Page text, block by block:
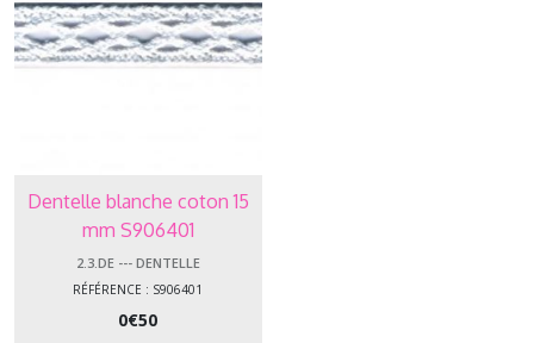
Dentelle blanche coton 15
mm S906401
2.3.DE --- DENTELLE
RÉFÉRENCE : S906401
0€50